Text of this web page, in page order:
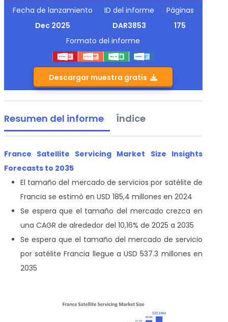
Fecha de lanzamiento
Dec 2025
ID del informe
DAR3853
Páginas
175
Formato del informe
Descargar muestra gratis
Resumen del informe Índice
France Satellite Servicing Market Size Insights
Forecasts to 2035
El tamaño del mercado de servicios por satélite de
Francia se estimó en USD 185,4 millones en 2024
Se espera que el tamaño del mercado crezca en
una CAGR de alrededor del 10,16% de 2025 a 2035
Se espera que el tamaño del mercado de servicio
por satélite Francia llegue a USD 537.3 millones en
2035